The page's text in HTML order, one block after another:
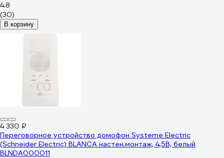
4.8
(30)
В корзину
4 330 ₽
Переговорное устройство домофон Systeme Electric
(Schneider Electric) BLANCA настен.монтаж, 4,5В, белый
BLNDA000011